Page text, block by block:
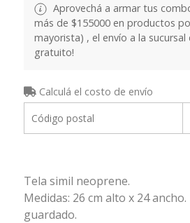
Aprovechá a armar tus
más de $155000 en productos
mayorista) , el envío a la sucursal
gratuito!
Calculá el costo de envío
Tela simil neoprene.
Medidas: 26 cm alto x 24
guardado.